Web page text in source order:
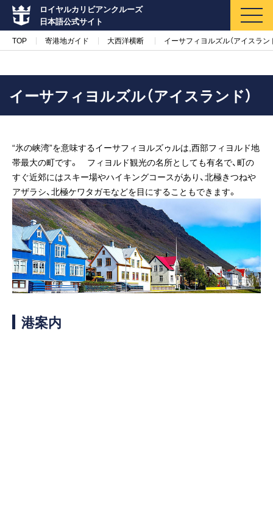
ロイヤルカリビアンクルーズ
日本語公式サイト
マイページ メルマガ登録
クルーズ検索
キャンペーン・特集
クルーズの楽しみ方
船内へようこそ
客船のご案内
TOP 寄港地ガイド 大西洋横断 イーサフィヨルズル（アイスラン
イーサフィヨルズル（アイスランド）
“氷の峡湾”を意味するイーサフィヨルズゥルは,西部フィヨルド地
帯最大の町です。 フィヨルド観光の名所としても有名で、町の
すぐ近郊にはスキー場やハイキングコースがあり、北極きつねや
アザラシ、北極ケワタガモなどを目にすることもできます。
港案内